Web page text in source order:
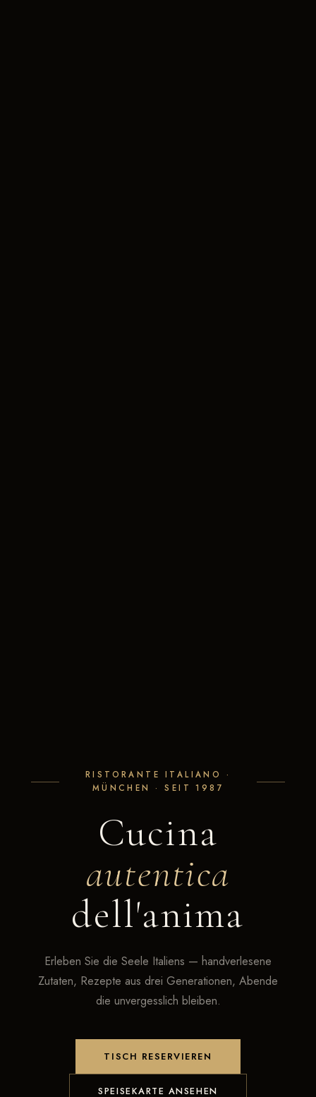
RISTORANTE ITALIANO ·
MÜNCHEN · SEIT 1987
Cucina
autentica
dell'anima
Erleben Sie die Seele Italiens — handverlesene
Zutaten, Rezepte aus drei Generationen, Abende
die unvergesslich bleiben.
TISCH RESERVIEREN
SPEISEKARTE ANSEHEN